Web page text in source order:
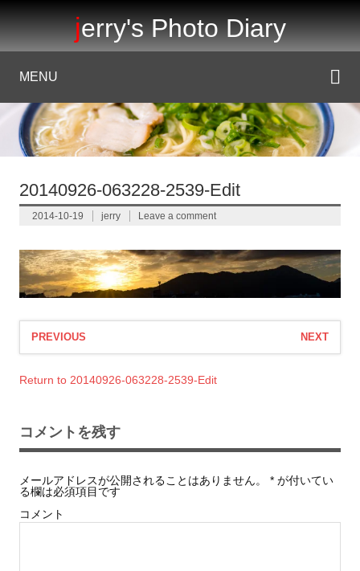
jerry's Photo Diary
MENU
20140926-063228-2539-Edit
2014-10-19 jerry Leave a comment
PREVIOUS NEXT
Return to 20140926-063228-2539-Edit
コメントを残す
メールアドレスが公開されることはありません。 * が付いてい
る欄は必須項目です
コメント